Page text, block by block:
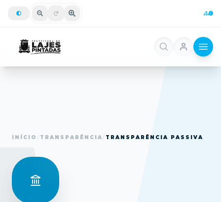
INÍCIO TRANSPARÊNCIA TRANSPARÊNCIA PASSIVA